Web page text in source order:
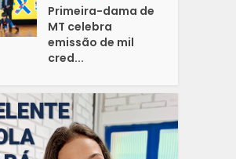
Primeira-dama de
MT celebra
emissão de mil
cred...